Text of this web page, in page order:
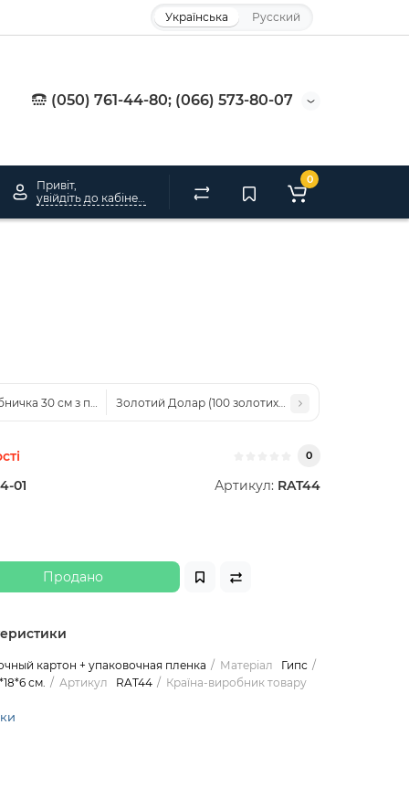
Українська Русский
(050) 761-44-80; (066) 573-80-07
Привіт,
0
30 см з підковоюЗолотий Долар (100 золотих баксів )
0
01 Артикул: RAT44
Продано
картон + упаковочная пленка Матеріал
Гипс
см. Артикул RAT44
Країна-виробник товару